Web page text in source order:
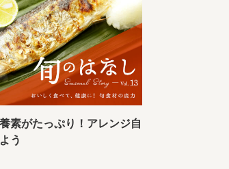
素がたっぷり！アレンジ自
う